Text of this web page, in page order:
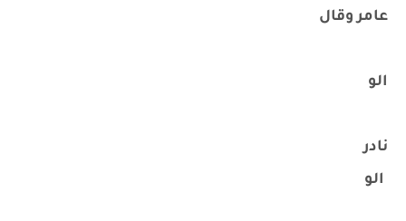
عامر وقال
الو
نادر ‏
الو